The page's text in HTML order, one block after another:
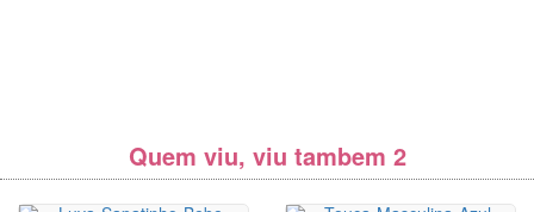
Quem viu, viu tambem 2